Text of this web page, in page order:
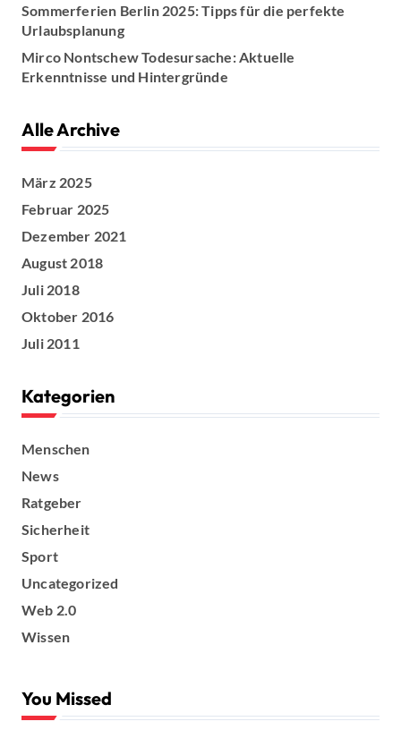
e
r
i
r
B
Sommerferien Berlin 2025: Tipps für die perfekte
Urlaubsplanung
Mirco Nontschew Todesursache: Aktuelle
Erkenntnisse und Hintergründe
Alle Archive
März 2025
Februar 2025
Dezember 2021
August 2018
Juli 2018
Oktober 2016
Juli 2011
Kategorien
Menschen
News
Ratgeber
Sicherheit
Sport
Uncategorized
Web 2.0
Wissen
You Missed